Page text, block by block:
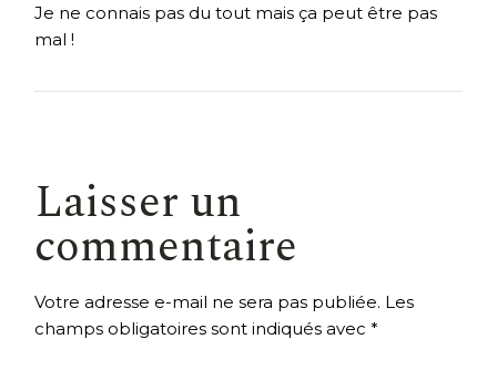
Je ne connais pas du tout mais ça peut être pas
mal !
Laisser un
commentaire
Votre adresse e-mail ne sera pas publiée. Les
champs obligatoires sont indiqués avec*